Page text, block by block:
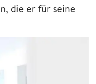
die er für seine